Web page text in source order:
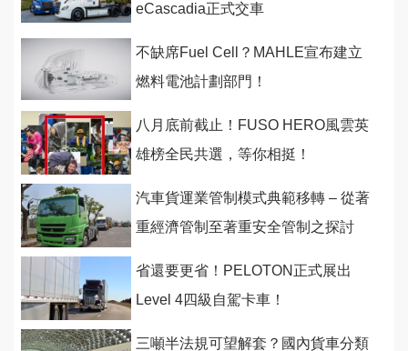
eCascadia正式交車
不缺席Fuel Cell？MAHLE宣布建立
燃料電池計劃部門！
八月底前截止！FUSO HERO風雲英
雄榜全民共選，等你相挺！
汽車貨運業管制模式典範移轉 – 從著
重經濟管制至著重安全管制之探討
省還要更省！PELOTON正式展出
Level 4四級自駕卡車！
三噸半法規可望解套？國內貨車分類